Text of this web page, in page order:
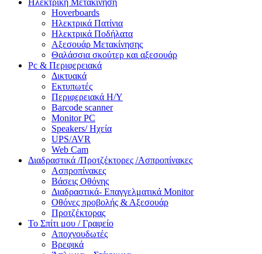
Hoverboards
Ηλεκτρικά Πατίνια
Ηλεκτρικά Ποδήλατα
Αξεσουάρ Μετακίνησης
Θαλάσσια σκούτερ και αξεσουάρ
Pc & Περιφερειακά
Δικτυακά
Εκτυπωτές
Περιφερειακά Η/Υ
Barcode scanner
Monitor PC
Speakers/ Ηχεία
UPS/AVR
Web Cam
Διαδραστικά /Προτζέκτορες /Ασπροπίνακες
Ασπροπίνακες
Βάσεις Οθόνης
Διαδραστικά- Επαγγελματικά Monitor
Οθόνες προβολής & Αξεσουάρ
Προτζέκτορας
Το Σπίτι μου / Γραφείο
Αποχνουδωτές
Βρεφικά